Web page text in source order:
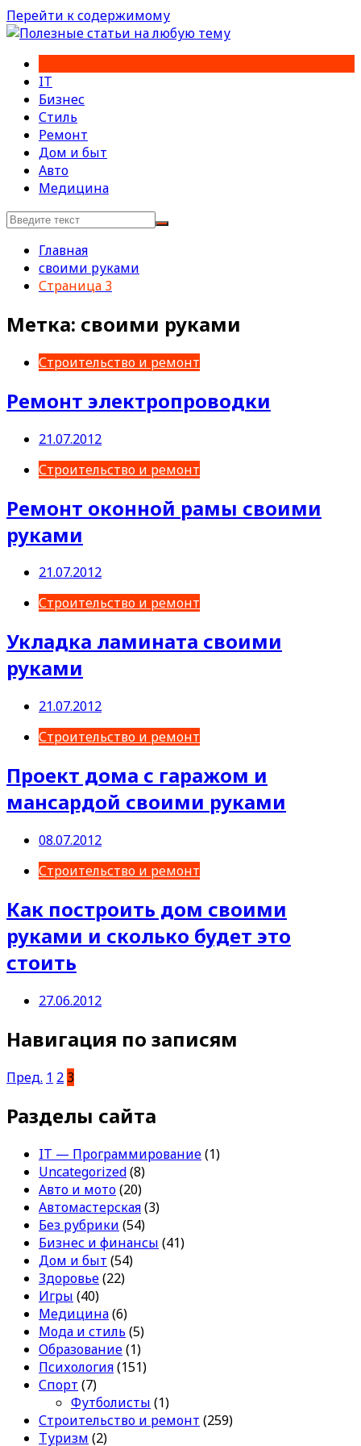
Перейти к содержимому
IT
Бизнес
Стиль
Ремонт
Дом и быт
Авто
Медицина
Главная
своими руками
Страница 3
Метка: своими руками
Строительство и ремонт
Ремонт электропроводки
21.07.2012
Строительство и ремонт
Ремонт оконной рамы своими
руками
21.07.2012
Строительство и ремонт
Укладка ламината своими
руками
21.07.2012
Строительство и ремонт
Проект дома с гаражом и
мансардой своими руками
08.07.2012
Строительство и ремонт
Как построить дом своими
руками и сколько будет это
стоить
27.06.2012
Навигация по записям
Пред. 1 2 3
Разделы сайта
IT — Программирование(1)
Uncategorized(8)
Авто и мото(20)
Автомастерская(3)
Без рубрики (54)
Бизнес и финансы (41)
Дом и быт (54)
Здоровье(22)
Игры (40)
Медицина(6)
Мода и стиль (5)
Образование(1)
Психология(151)
Спорт (7)
Футболисты (1)
Строительство и ремонт (259)
Туризм (2)